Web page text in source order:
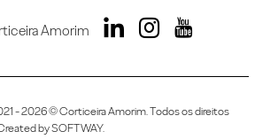
Amorim
- 2026 © Corticeira Amorim. Todos os direitos
bySOFTWAY.